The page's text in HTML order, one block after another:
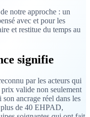
notre approche : un
avec et pour les
et restitue du temps au
signifie
par les acteurs qui
valide non seulement
ancrage réel dans les
plus de 40 EHPAD,